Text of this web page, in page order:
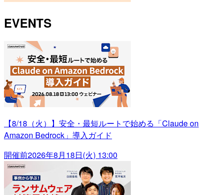
EVENTS
【8/18（火）】安全・最短ルートで始める「Claude on
Amazon Bedrock」導入ガイド
開催前2026年8月18日(火) 13:00